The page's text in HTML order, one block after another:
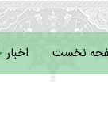
نخست اخبار
خادمان